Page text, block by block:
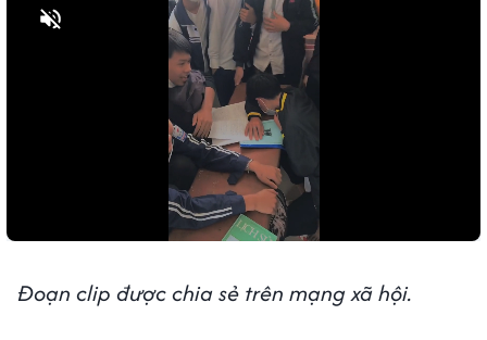
Đoạn clip được chia sẻ trên mạng xã hội.